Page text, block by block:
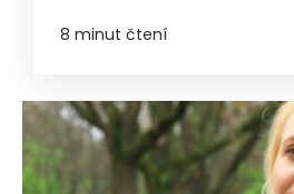
8 minut čtení